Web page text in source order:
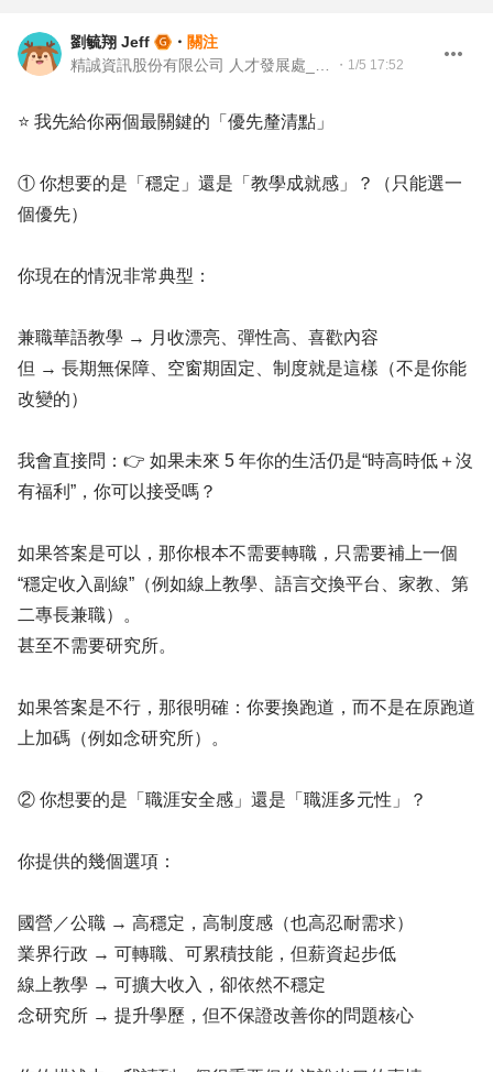
劉毓翔 Jeff ・ 關注
・ 1/5 17:52
⭐ 我先給你兩個最關鍵的「優先釐清點」
① 你想要的是「穩定」還是「教學成就感」？（只能選一
個優先）
你現在的情況非常典型：
兼職華語教學 → 月收漂亮、彈性高、喜歡內容
但 → 長期無保障、空窗期固定、制度就是這樣（不是你能
改變的）
我會直接問：👉 如果未來 5 年你的生活仍是“時高時低＋沒
有福利”，你可以接受嗎？
如果答案是可以，那你根本不需要轉職，只需要補上一個
“穩定收入副線”（例如線上教學、語言交換平台、家教、第
二專長兼職）。
甚至不需要研究所。
如果答案是不行，那很明確：你要換跑道，而不是在原跑道
上加碼（例如念研究所）。
② 你想要的是「職涯安全感」還是「職涯多元性」？
你提供的幾個選項：
國營／公職 → 高穩定，高制度感（也高忍耐需求）
業界行政 → 可轉職、可累積技能，但薪資起步低
線上教學 → 可擴大收入，卻依然不穩定
念研究所 → 提升學歷，但不保證改善你的問題核心